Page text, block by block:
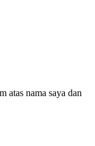
atas nama saya dan